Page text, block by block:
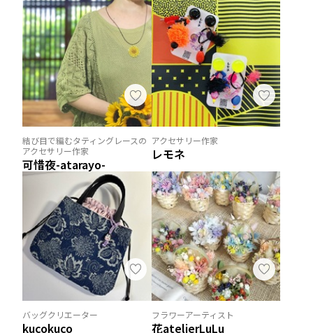
結び目で編むタティングレースの
アクセサリー作家
可惜夜-atarayo-
アクセサリー作家
レモネ
バッグクリエーター
kucokuco
フラワーアーティスト
花atelierLuLu